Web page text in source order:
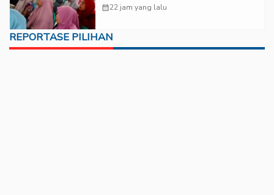
calendar_month22 jam yang lalu
REPORTASE PILIHAN